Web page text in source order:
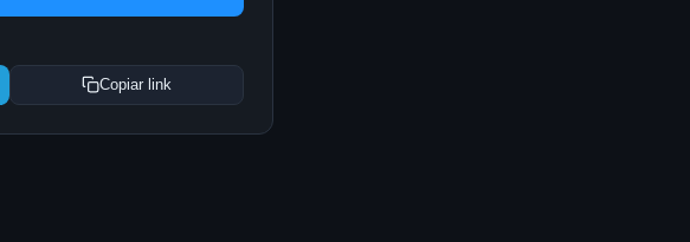
Copiar link